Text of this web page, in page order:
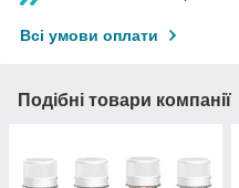
Всі умови оплати
Подібні товари компанії